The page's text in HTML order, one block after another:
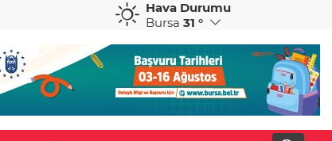
%0,39
CHF
59,0392
Hava Durumu
Bursa 31 °